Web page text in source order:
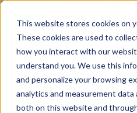
This website stores cookies on
These cookies are used to
how you interact with our
understand you. We use this
and personalize your browsing
analytics and measurement
both on this website and
Resources:
en